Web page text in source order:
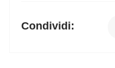
Condividi: